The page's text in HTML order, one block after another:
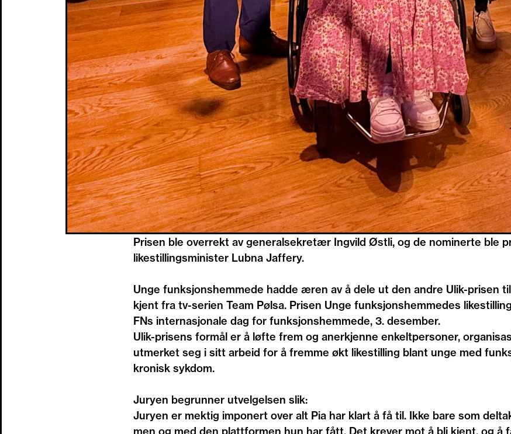
Prisen ble overrekt av generalsekretær Ingvild Østli, og de nominerte ble
likestillingsminister Lubna Jaffery.
Unge funksjonshemmede hadde æren av å dele ut den andre Ulik-prisen
kjent fra tv-serien Team Pølsa. Prisen Unge funksjonshemmedes
FNs internasjonale dag for funksjonshemmede, 3. desember.
Ulik-prisens formål er å løfte frem og anerkjenne enkeltpersoner,
utmerket seg i sitt arbeid for å fremme økt likestilling blant unge med
kronisk sykdom.
Juryen begrunner utvelgelsen slik:
Juryen er mektig imponert over alt Pia har klart å få til. Ikke bare som